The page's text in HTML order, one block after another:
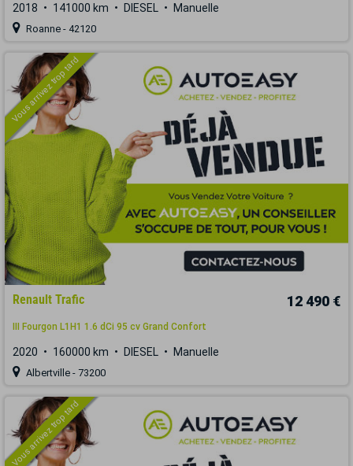
2018 141000 km DIESEL Manuelle
Roanne - 42120
Vous arrivez trop tard
Renault Trafic 12 490 €
III Fourgon L1H1 1.6 dCi 95 cv Grand Confort
2020 160000 km DIESEL Manuelle
Albertville - 73200
Vous arrivez trop tard